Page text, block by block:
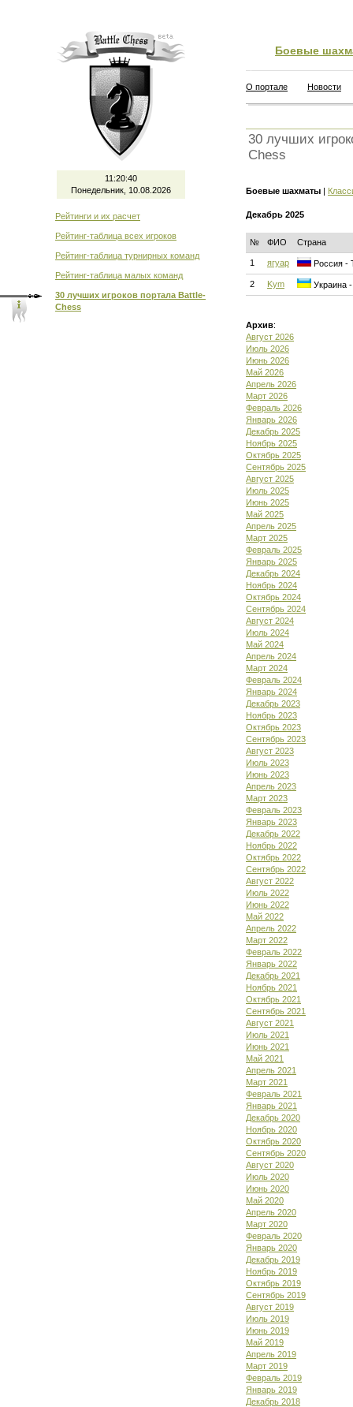
11:20:41
Понедельник, 10.08.2026
Рейтинги и их расчет
Рейтинг-таблица всех игроков
Рейтинг-таблица турнирных команд
Рейтинг-таблица малых команд
30 лучших игроков портала Battle-
Chess
Боевые
О портале Новости
30 лучших
Chess
Боевые шахматы |
Декабрь 2025
№ ФИО Страна
1 ягуар Россия -
2 Kym Украина
Архив:
Август 2026
Июль 2026
Июнь 2026
Май 2026
Апрель 2026
Март 2026
Февраль 2026
Январь 2026
Декабрь 2025
Ноябрь 2025
Октябрь 2025
Сентябрь 2025
Август 2025
Июль 2025
Июнь 2025
Май 2025
Апрель 2025
Март 2025
Февраль 2025
Январь 2025
Декабрь 2024
Ноябрь 2024
Октябрь 2024
Сентябрь 2024
Август 2024
Июль 2024
Май 2024
Апрель 2024
Март 2024
Февраль 2024
Январь 2024
Декабрь 2023
Ноябрь 2023
Октябрь 2023
Сентябрь 2023
Август 2023
Июль 2023
Июнь 2023
Апрель 2023
Март 2023
Февраль 2023
Январь 2023
Декабрь 2022
Ноябрь 2022
Октябрь 2022
Сентябрь 2022
Август 2022
Июль 2022
Июнь 2022
Май 2022
Апрель 2022
Март 2022
Февраль 2022
Январь 2022
Декабрь 2021
Ноябрь 2021
Октябрь 2021
Сентябрь 2021
Август 2021
Июль 2021
Июнь 2021
Май 2021
Апрель 2021
Март 2021
Февраль 2021
Январь 2021
Декабрь 2020
Ноябрь 2020
Октябрь 2020
Сентябрь 2020
Август 2020
Июль 2020
Июнь 2020
Май 2020
Апрель 2020
Март 2020
Февраль 2020
Январь 2020
Декабрь 2019
Ноябрь 2019
Октябрь 2019
Сентябрь 2019
Август 2019
Июль 2019
Июнь 2019
Май 2019
Апрель 2019
Март 2019
Февраль 2019
Январь 2019
Декабрь 2018